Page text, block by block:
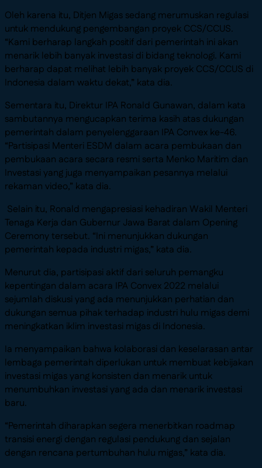
Oleh karena itu, Ditjen Migas sedang merumuskan regulasi
untuk mendukung pengembangan proyek CCS/CCUS.
“Kami berharap langkah positif dari pemerintah ini akan
menarik lebih banyak investasi di bidang teknologi. Kami
berharap dapat melihat lebih banyak proyek CCS/CCUS di
Indonesia dalam waktu dekat,” kata dia.
Sementara itu, Direktur IPA Ronald Gunawan, dalam kata
sambutannya mengucapkan terima kasih atas dukungan
pemerintah dalam penyelenggaraan IPA Convex ke-46.
“Partisipasi Menteri ESDM dalam acara pembukaan dan
pembukaan acara secara resmi serta Menko Maritim dan
Investasi yang juga menyampaikan pesannya melalui
rekaman video,” kata dia.
Selain itu, Ronald mengapresiasi kehadiran Wakil Menteri
Tenaga Kerja dan Gubernur Jawa Barat dalam Opening
Ceremony tersebut. “Ini menunjukkan dukungan
pemerintah kepada industri migas,” kata dia.
Menurut dia, partisipasi aktif dari seluruh pemangku
kepentingan dalam acara IPA Convex 2022 melalui
sejumlah diskusi yang ada menunjukkan perhatian dan
dukungan semua pihak terhadap industri hulu migas demi
meningkatkan iklim investasi migas di Indonesia.
Ia menyampaikan bahwa kolaborasi dan keselarasan antar
lembaga pemerintah diperlukan untuk membuat kebijakan
investasi migas yang konsisten dan menarik untuk
menumbuhkan investasi yang ada dan menarik investasi
baru.
“Pemerintah diharapkan segera menerbitkan roadmap
transisi energi dengan regulasi pendukung dan sejalan
dengan rencana pertumbuhan hulu migas,” kata dia.